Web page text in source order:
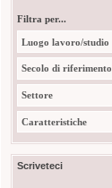
Filtra per...
Luogo lavoro/studio
Secolo di riferimento
Settore
Caratteristiche
Scriveteci